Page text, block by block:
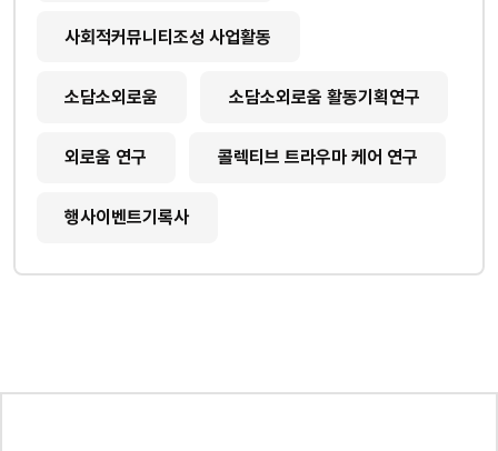
사회적커뮤니티조성 사업활동
소담소외로움 소담소외로움 활동기획연구
외로움 연구 콜렉티브 트라우마 케어 연구
행사이벤트기록사